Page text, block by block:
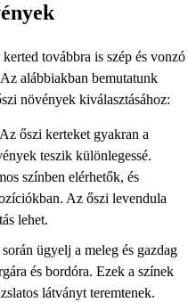
továbbra is szép és vonzó
alábbiakban bemutatunk
növények kiválasztásához:
Az őszi kerteket gyakran a
teszik különlegessé.
színben elérhetők, és
Az őszi levendula
lehet.
ügyelj a meleg és gazdag
és bordóra. Ezek a színek
látványt teremtenek.